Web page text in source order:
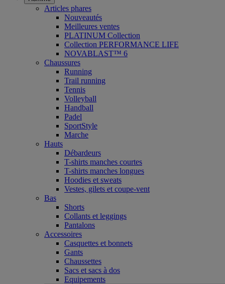
Articles phares
Nouveautés
Meilleures ventes
PLATINUM Collection
Collection PERFORMANCE LIFE
NOVABLAST™ 6
Chaussures
Running
Trail running
Tennis
Volleyball
Handball
Padel
SportStyle
Marche
Hauts
Débardeurs
T-shirts manches courtes
T-shirts manches longues
Hoodies et sweats
Vestes, gilets et coupe-vent
Bas
Shorts
Collants et leggings
Pantalons
Accessoires
Casquettes et bonnets
Gants
Chaussettes
Sacs et sacs à dos
Equipements